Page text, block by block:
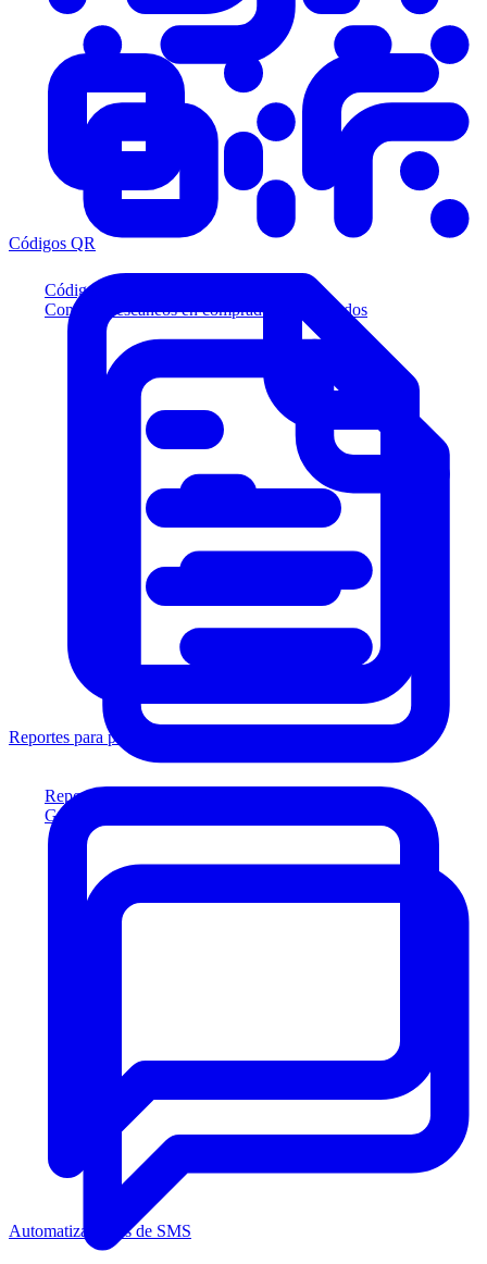
Códigos QR
Convierta escaneos en compradores calificados
Reportes para prestamistas
Genere reportes listos para el prestamista
Códigos QR
Reportes para prestamistas
Automatizaciones de SMS